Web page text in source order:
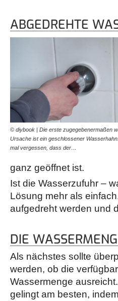
ABGEDREHTE
© diybook | Die erste zugegebenermaßen
Ursache ist ein geschlossener
mal vergessen, dass der…
ganz geöffnet ist.
Ist die Wasserzufuhr –
Lösung mehr als
aufgedreht werden und
DIE
Als nächstes sollte
werden, ob die
Wassermenge
gelingt am besten,